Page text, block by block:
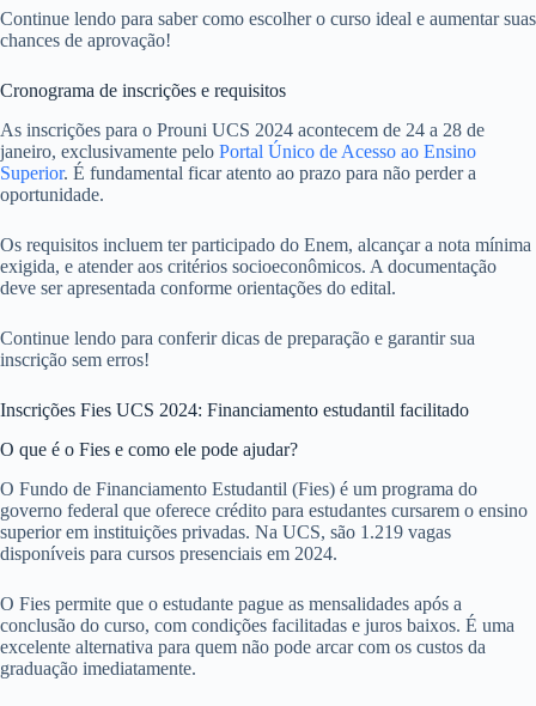
Continue lendo para saber como escolher o curso ideal e aumentar suas
chances de aprovação!
Cronograma de inscrições e requisitos
As inscrições para o Prouni UCS 2024 acontecem de 24 a 28 de
janeiro, exclusivamente pelo Portal Único de Acesso ao Ensino
Superior. É fundamental ficar atento ao prazo para não perder a
oportunidade.
Os requisitos incluem ter participado do Enem, alcançar a nota mínima
exigida, e atender aos critérios socioeconômicos. A documentação
deve ser apresentada conforme orientações do edital.
Continue lendo para conferir dicas de preparação e garantir sua
inscrição sem erros!
Inscrições Fies UCS 2024: Financiamento estudantil facilitado
O que é o Fies e como ele pode ajudar?
O Fundo de Financiamento Estudantil (Fies) é um programa do
governo federal que oferece crédito para estudantes cursarem o ensino
superior em instituições privadas. Na UCS, são 1.219 vagas
disponíveis para cursos presenciais em 2024.
O Fies permite que o estudante pague as mensalidades após a
conclusão do curso, com condições facilitadas e juros baixos. É uma
excelente alternativa para quem não pode arcar com os custos da
graduação imediatamente.